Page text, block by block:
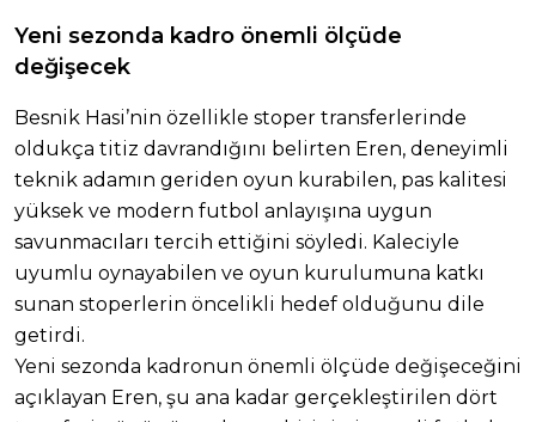
Yeni sezonda kadro önemli ölçüde
değişecek
Besnik Hasi’nin özellikle stoper transferlerinde
oldukça titiz davrandığını belirten Eren, deneyimli
teknik adamın geriden oyun kurabilen, pas kalitesi
yüksek ve modern futbol anlayışına uygun
savunmacıları tercih ettiğini söyledi. Kaleciyle
uyumlu oynayabilen ve oyun kurulumuna katkı
sunan stoperlerin öncelikli hedef olduğunu dile
getirdi.
Yeni sezonda kadronun önemli ölçüde değişeceğini
açıklayan Eren, şu ana kadar gerçekleştirilen dört